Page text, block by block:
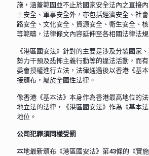
施，涵蓋範圍並不止於國家安全法內之直接
土安全、軍事安全外，亦包括經濟安全、社
路安全、文化安全、資源安全、衛生安全、
等範疇，法律條文內容延伸至各相關法律法規
《港區國安法》針對的主要是涉及分裂國家
勢力干預及恐怖主義行動等的違法活動，而
委會授權進行立法，法律通過後以香港《基
接頒布，屬於全國性法律。
像香港《基本法》本身作為香港最高地位的
地立法的法律，《港區國安法》作為《基本
地位。
公司犯罪須同樣受罰
本地最新頒布《港區國安法》第43條的《實